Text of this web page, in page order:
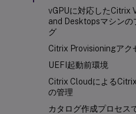
vGPUに対応したCitrix
and Desktopsマシンの
グ
Citrix Provisioningアク
UEFI起動前環境
Citrix Cloudによる
の管理
カタログ作成プロセス